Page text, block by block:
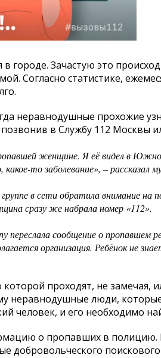
городе. Зачастую это
Согласно статистике,
неравнодушные прохожие
в Службу 112 Москвы
женщине. Я её видел в
то заболевание», – рассказал
группе в сети обратила внимание
сразу же набрала номер «112».
переслала сообщение о пропавшем
организация. Ребёнок не
проходят, не замечая,
неравнодушные люди,
человек, и его необходимо
о пропавших в полицию.
добровольческого